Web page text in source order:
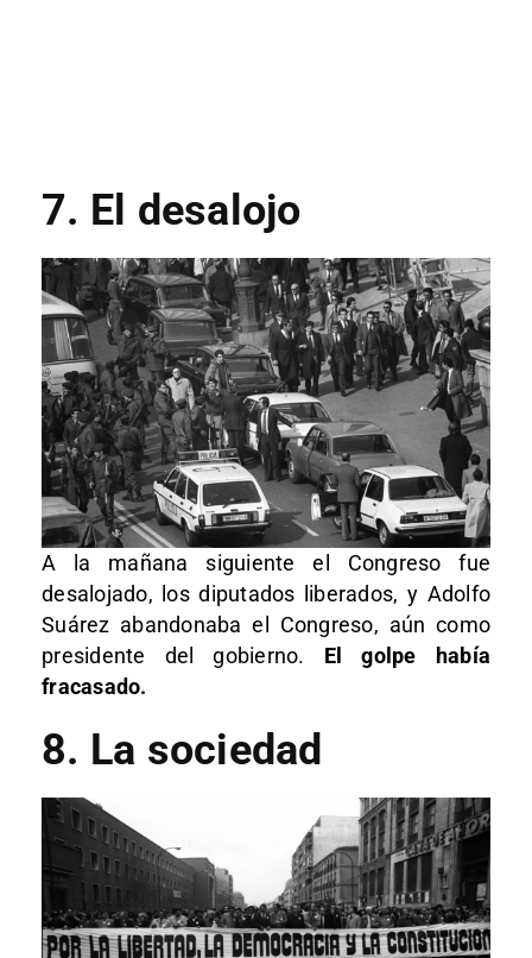
7. El desalojo
A la mañana siguiente el Congreso fue
desalojado, los diputados liberados, y Adolfo
Suárez abandonaba el Congreso, aún como
presidente del gobierno. El golpe había
fracasado.
8. La sociedad